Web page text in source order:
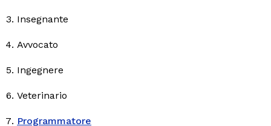
Insegnante
Avvocato
Ingegnere
Veterinario
Programmatore